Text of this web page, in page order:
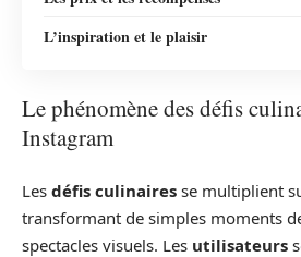
L’inspiration et le plaisir
Le phénomène des défis
Instagram
Les défis culinaires se multiplient
transformant de simples moments
spectacles visuels. Les utilisateurs